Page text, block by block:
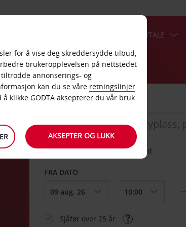
BEDRIFTSAVTALE
HENT FRA
Velg et annet leveringssted
FRA DATO
Sjåfør over 25 år
for å vise deg skreddersydde tilbud,
brukeropplevelsen på nettstedet
annonserings- og
kan du se våre retningslinjer
å klikke GODTA aksepterer du vår bruk
AKSEPTER OG LUKK